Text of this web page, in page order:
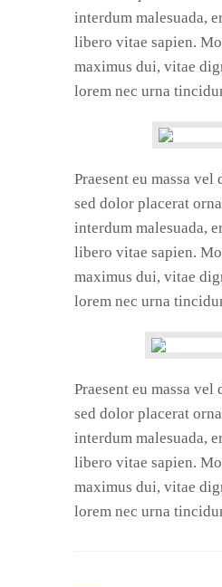
interdum malesuada,
libero vitae sapien.
maximus dui, vitae
lorem nec urna
Praesent eu massa
sed dolor placerat
interdum malesuada,
libero vitae sapien.
maximus dui, vitae
lorem nec urna
Praesent eu massa
sed dolor placerat
interdum malesuada,
libero vitae sapien.
maximus dui, vitae
lorem nec urna